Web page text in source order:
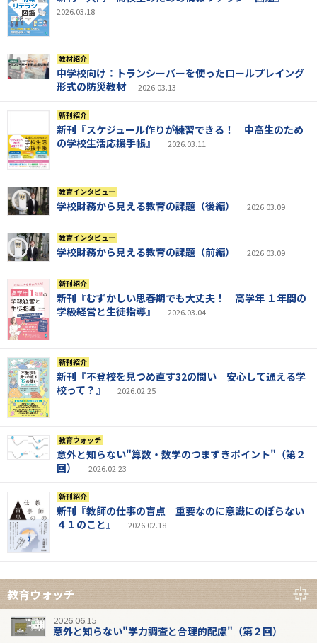
2026.03.18
教材紹介
中学校向け：トランシーバーを使ったロールプレイング
形式の防災教材
2026.03.13
新刊紹介
新刊『スケジュール作りが練習できる！ 中高生のため
の学校生活応援手帳』
2026.03.11
教育インタビュー
学校財務から見える教育の課題（後編） 2026.03.09
教育インタビュー
学校財務から見える教育の課題（前編） 2026.03.09
新刊紹介
新刊『むずかしい思春期でも大丈夫！ 高学年 １年間の
学級経営と生徒指導』
2026.03.04
新刊紹介
新刊『不登校を見つめ直す32の問い 安心して通える学
校って？』
2026.02.25
教育ウォッチ
意外と知らない"算数・数学のつまずきポイント"（第２
回）
2026.02.23
新刊紹介
新刊『教師の仕事の盲点 重要なのに意識にのぼらない
４１のこと』
2026.02.18
教育ウォッチ
2026.06.15
意外と知らない"学力調査と合理的配慮"（第２回）